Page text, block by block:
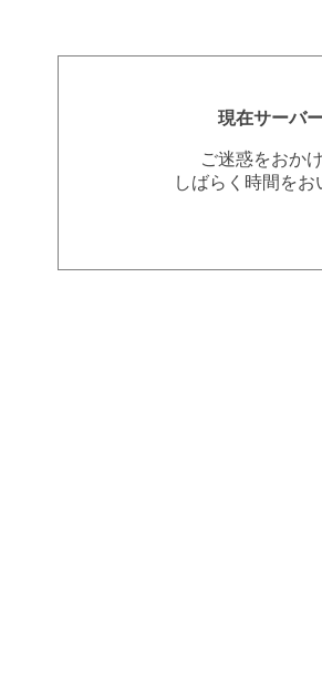
現在サーバ
ご迷惑をおか
しばらく時間を